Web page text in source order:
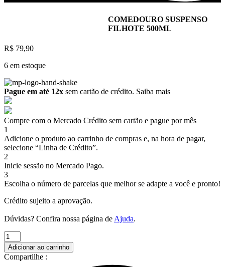
COMEDOURO SUSPENSO
FILHOTE 500ML
R$ 79,90
6 em estoque
Pague em até 12x sem cartão de crédito. Saiba mais
Compre com o Mercado Crédito sem cartão e pague por mês
1
Adicione o produto ao carrinho de compras e, na hora de pagar,
selecione “Linha de Crédito”.
2
Inicie sessão no Mercado Pago.
3
Escolha o número de parcelas que melhor se adapte a você e pronto!
Crédito sujeito a aprovação.
Dúvidas? Confira nossa página de Ajuda.
COMEDOURO
SUSPENSO
FILHOTE
500ML
Adicionar ao carrinho
Compartilhe :